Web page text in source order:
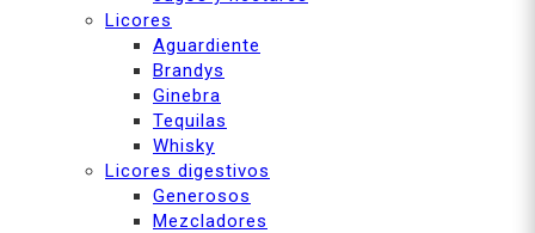
Licores
Aguardiente
Brandys
Ginebra
Tequilas
Whisky
Licores digestivos
Generosos
Mezcladores